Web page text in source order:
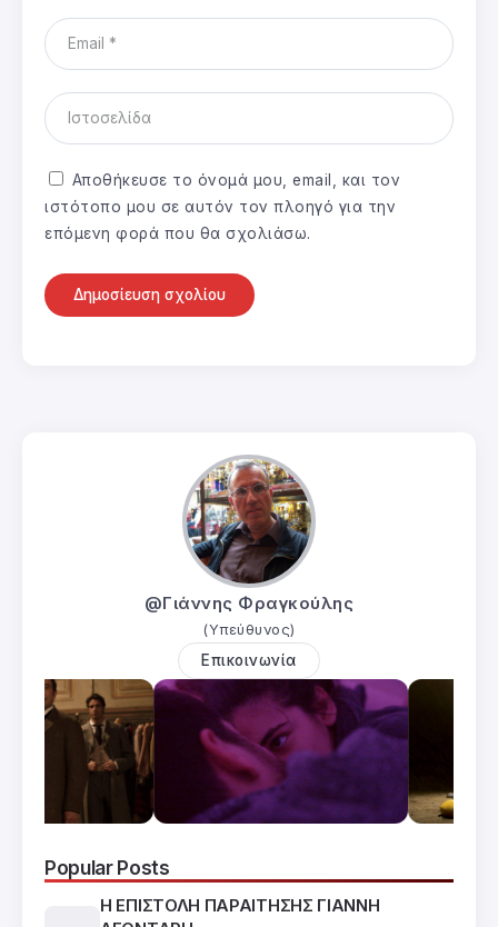
Αποθήκευσε το όνομά μου, email, και τον
ιστότοπο μου σε αυτόν τον πλοηγό για την
επόμενη φορά που θα σχολιάσω.
@Γιάννης Φραγκούλης
(Υπεύθυνος)
Επικοινωνία
Popular Posts
Η ΕΠΙΣΤΟΛΗ ΠΑΡΑΙΤΗΣΗΣ ΓΙΑΝΝΗ